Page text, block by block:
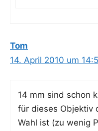
Tom
14. April 2010 um
14 mm sind schon
für die­ses Objek­tiv
Wahl ist (zu wenig